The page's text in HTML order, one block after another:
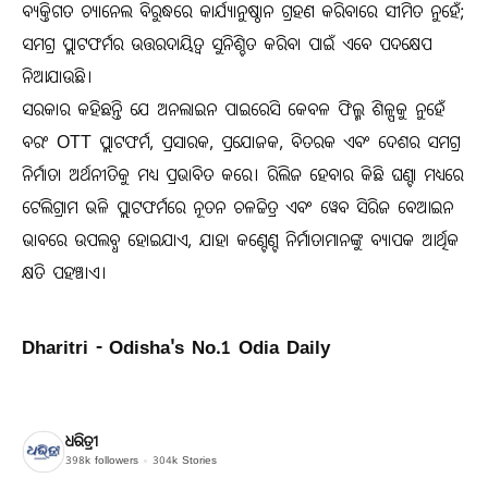
ବ୍ୟକ୍ତିଗତ ଚ୍ୟାନେଲ ବିରୁଦ୍ଧରେ କାର୍ଯ୍ୟାନୁଷ୍ଠାନ ଗ୍ରହଣ କରିବାରେ ସୀମିତ ନୁହେଁ;
ସମଗ୍ର ପ୍ଲାଟଫର୍ମର ଉତ୍ତରଦାୟିତ୍ୱ ସୁନିଶ୍ଚିତ କରିବା ପାଇଁ ଏବେ ପଦକ୍ଷେପ
ନିଆଯାଉଛି।
ସରକାର କହିଛନ୍ତି ଯେ ଅନଲାଇନ ପାଇରେସି କେବଳ ଫିଲ୍ମ ଶିଳ୍ପକୁ ନୁହେଁ
ବରଂ OTT ପ୍ଲାଟଫର୍ମ, ପ୍ରସାରକ, ପ୍ରଯୋଜକ, ବିତରକ ଏବଂ ଦେଶର ସମଗ୍ର
ନିର୍ମାତା ଅର୍ଥନୀତିକୁ ମଧ୍ୟ ପ୍ରଭାବିତ କରେ। ରିଲିଜ ହେବାର କିଛି ଘଣ୍ଟା ମଧ୍ୟରେ
ଟେଲିଗ୍ରାମ ଭଳି ପ୍ଲାଟଫର୍ମରେ ନୂତନ ଚଳଚ୍ଚିତ୍ର ଏବଂ ୱେବ ସିରିଜ ବେଆଇନ
ଭାବରେ ଉପଲବ୍ଧ ହୋଇଯାଏ, ଯାହା କଣ୍ଟେଣ୍ଟ ନିର୍ମାତାମାନଙ୍କୁ ବ୍ୟାପକ ଆର୍ଥିକ
କ୍ଷତି ପହଞ୍ଚାଏ।
Dharitri - Odisha's No.1 Odia Daily
ଧରିତ୍ରୀ
398k followers 304k Stories